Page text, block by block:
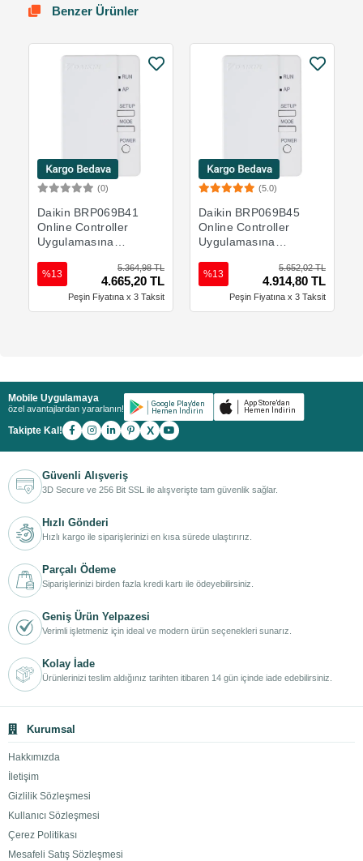
Benzer Ürünler
(0)
Daikin BRP069B41
Online Controller
Uygulamasına
Adaptörü
5.364,98 TL
4.665,20 TL
%13
Peşin Fiyatına x 3 Taksit
(5.0)
Daikin BRP069B45
Online Controller
Uygulamasına
Adaptörü
5.652,02 TL
4.914,80 TL
%13
Peşin Fiyatına x 3 Taksit
Mobile Uygulamaya
özel avantajlardan yararlanın!
Takipte Kal! X
Güvenli Alışveriş
3D Secure ve 256 Bit SSL ile alışverişte tam güvenlik sağlar.
Hızlı Gönderi
Hızlı kargo ile siparişlerinizi en kısa sürede ulaştırırız.
Parçalı Ödeme
Siparişlerinizi birden fazla kredi kartı ile ödeyebilirsiniz.
Geniş Ürün Yelpazesi
Verimli işletmeniz için ideal ve modern ürün seçenekleri sunarız.
Kolay İade
Ürünlerinizi teslim aldığınız tarihten itibaren 14 gün içinde iade edebilirsiniz.
Kurumsal
Hakkımızda
İletişim
Gizlilik Sözleşmesi
Kullanıcı Sözleşmesi
Çerez Politikası
Mesafeli Satış Sözleşmesi